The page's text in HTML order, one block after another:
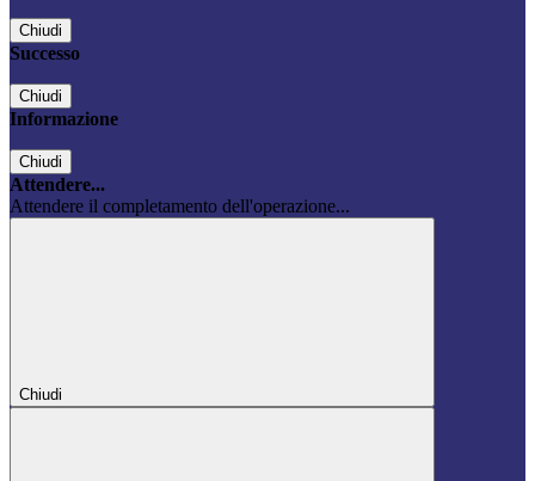
Chiudi
Successo
Chiudi
Informazione
Chiudi
Attendere...
Attendere il completamento dell'operazione...
Chiudi